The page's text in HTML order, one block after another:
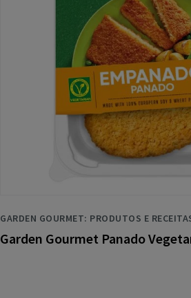
GARDEN GOURMET: PRODUTOS E
Garden Gourmet Panado